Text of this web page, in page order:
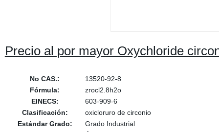
Precio al por mayor Oxychloride
No CAS.:
13520-92-8
Fórmula:
zrocl2.8h2o
EINECS:
603-909-6
Clasificación:
oxicloruro de circonio
Estándar Grado:
Grado Industrial